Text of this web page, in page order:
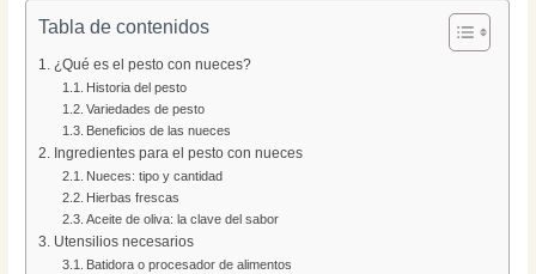
Tabla de contenidos
¿Qué es el pesto con nueces?
Historia del pesto
Variedades de pesto
Beneficios de las nueces
Ingredientes para el pesto con nueces
Nueces: tipo y cantidad
Hierbas frescas
Aceite de oliva: la clave del sabor
Utensilios necesarios
Batidora o procesador de alimentos